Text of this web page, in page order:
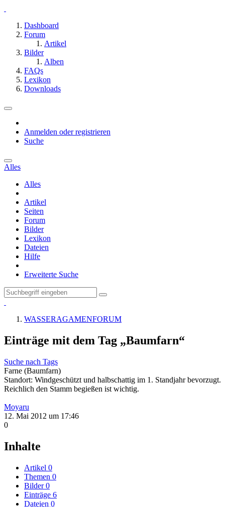
Dashboard
Forum
Artikel
Bilder
Alben
FAQs
Lexikon
Downloads
Anmelden oder registrieren
Suche
Alles
Alles
Artikel
Seiten
Forum
Bilder
Lexikon
Dateien
Hilfe
Erweiterte Suche
WASSERAGAMENFORUM
Einträge mit dem Tag „Baumfarn“
Suche nach Tags
Farne (Baumfarn)
Standort: Windgeschützt und halbschattig im 1. Standjahr bevorzugt.
Reichlich den Stamm begießen ist wichtig.
Moyaru
12. Mai 2012 um 17:46
0
Inhalte
Artikel 0
Themen 0
Bilder 0
Einträge 6
Dateien 0